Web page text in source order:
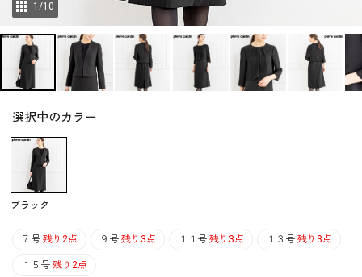
1 /10
選択中のカラー
ブラック
７号 残り2点 ９号 残り3点 １１号 残り3点 １３号 残り3点
１５号 残り2点